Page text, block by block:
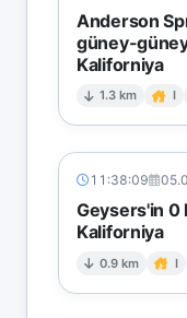
Anderson
güney-
Kaliforniya
1.3 km I
11:38:09
Geysers'in 0
Kaliforniya
0.9 km I